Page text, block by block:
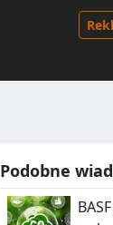
Podobne